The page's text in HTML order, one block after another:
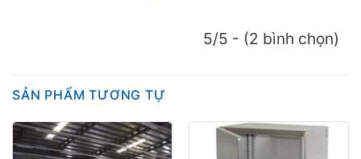
5/5 - (2 bình chọn)
SẢN PHẨM TƯƠNG TỰ